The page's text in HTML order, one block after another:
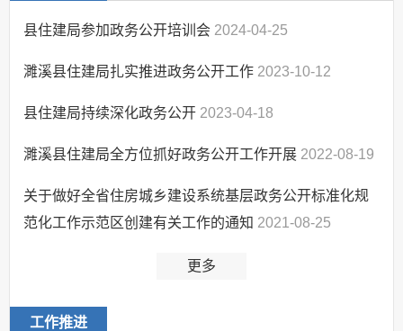
县住建局参加政务公开培训会 2024-04-25
濉溪县住建局扎实推进政务公开工作 2023-10-12
县住建局持续深化政务公开 2023-04-18
濉溪县住建局全方位抓好政务公开工作开展 2022-08-19
关于做好全省住房城乡建设系统基层政务公开标准化规
范化工作示范区创建有关工作的通知 2021-08-25
更多
工作推进